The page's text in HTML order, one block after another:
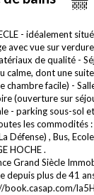
- idéalement
avec vue sur
de qualité -
calme, dont une
chambre facile) -
(ouverture sur
- parking sous-sol
les commodités
Défense) , Bus,
HOCHE .
Grand Siècle
depuis plus de 41
book.casap.com/